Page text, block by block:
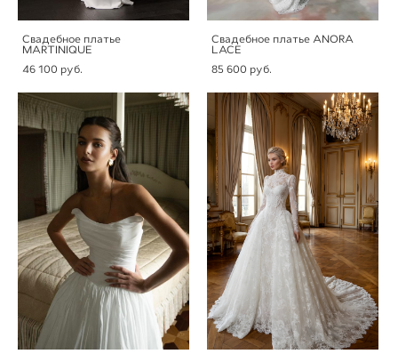
Свадебное платье
MARTINIQUE
46 100 pуб.
Свадебное платье ANORA
LACE
85 600 pуб.